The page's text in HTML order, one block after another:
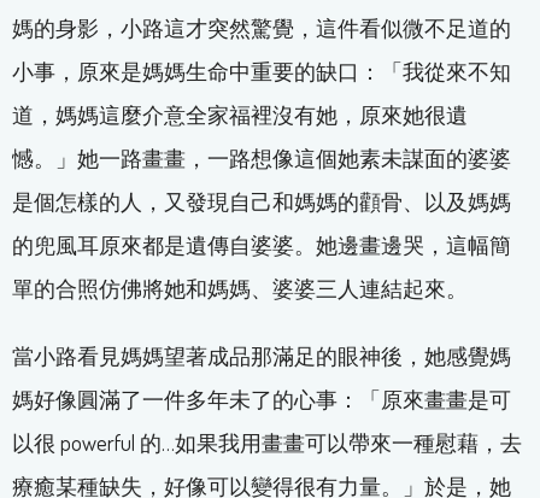
媽的身影，小路這才突然驚覺，這件看似微不足道的
小事，原來是媽媽生命中重要的缺口：「我從來不知
道，媽媽這麼介意全家福裡沒有她，原來她很遺
憾。」她一路畫畫，一路想像這個她素未謀面的婆婆
是個怎樣的人，又發現自己和媽媽的顴骨、以及媽媽
的兜風耳原來都是遺傳自婆婆。她邊畫邊哭，這幅簡
單的合照仿佛將她和媽媽、婆婆三人連結起來。
當小路看見媽媽望著成品那滿足的眼神後，她感覺媽
媽好像圓滿了一件多年未了的心事：「原來畫畫是可
以很 powerful 的…如果我用畫畫可以帶來一種慰藉，去
療癒某種缺失，好像可以變得很有力量。」於是，她